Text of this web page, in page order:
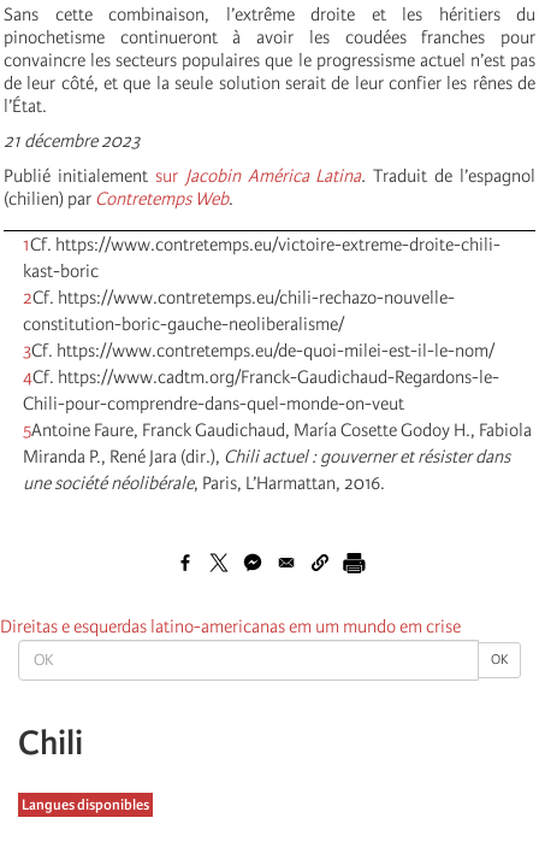
OK OK
Chili
Langues disponibles
Sans cette combinaison, l’extrême droite et les héritiers du
pinochetisme continueront à avoir les coudées franches pour
convaincre les secteurs populaires que le progressisme actuel n’est pas
de leur côté, et que la seule solution serait de leur confier les rênes de
l’État.
21 décembre 2023
Publié initialement sur Jacobin América Latina.Traduit de l’espagnol
(chilien) par Contretemps Web.
1Cf. https://www.contretemps.eu/victoire-extreme-droite-chili-
kast-boric
2Cf. https://www.contretemps.eu/chili-rechazo-nouvelle-
constitution-boric-gauche-neoliberalisme/
3Cf. https://www.contretemps.eu/de-quoi-milei-est-il-le-nom/
4Cf. https://www.cadtm.org/Franck-Gaudichaud-Regardons-le-
Chili-pour-comprendre-dans-quel-monde-on-veut
5Antoine Faure, Franck Gaudichaud, María Cosette Godoy H., Fabiola
Miranda P., René Jara (dir.), Chili actuel : gouverner et résister dans
une société néolibérale, Paris, L’Harmattan, 2016.
Direitas e esquerdas latino-americanas em um mundo em crise